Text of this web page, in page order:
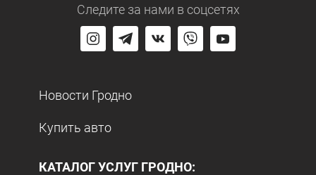
Следите за нами в соцсетях
Новости Гродно
Купить авто
КАТАЛОГ УСЛУГ ГРОДНО: